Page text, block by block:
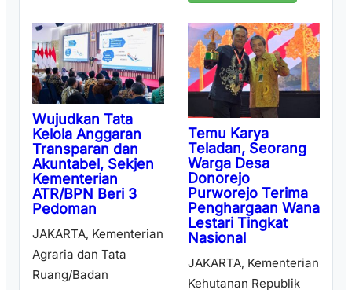
Wujudkan Tata
Kelola Anggaran
Transparan dan
Akuntabel, Sekjen
Kementerian
ATR/BPN Beri 3
Pedoman
JAKARTA, Kementerian
Agraria dan Tata
Ruang/Badan
Temu Karya
Teladan, Seorang
Warga Desa
Donorejo
Purworejo Terima
Penghargaan Wana
Lestari Tingkat
Nasional
JAKARTA, Kementerian
Kehutanan Republik